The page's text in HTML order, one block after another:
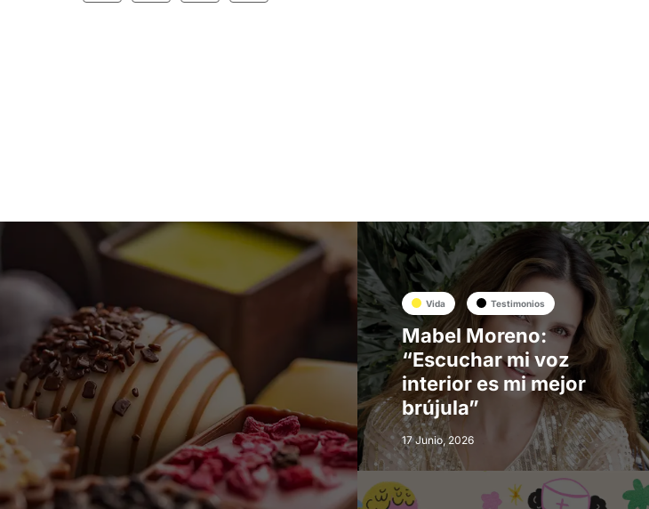
Vida Testimonios
Mabel Moreno:
“Escuchar mi voz
interior es mi mejor
brújula”
17 Junio, 2026